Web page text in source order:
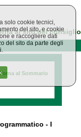
al sito del consiglio
Torna al Sommario
- I
solo cookie tecnici,
del sito, e cookie
e raccogliere dati
del sito da parte degli